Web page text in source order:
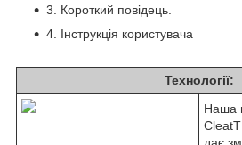
3. Короткий повідець.
4. Інструкція користувача
Технології:
Наша
дає